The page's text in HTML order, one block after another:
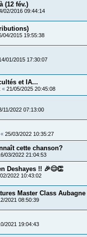
(12 fév.)
02/2016 09:44:14
04/2015 19:55:38
01/2015 17:30:07
et IA...
« 21/05/2025 20:45:08
11/2022 07:13:00
« 25/03/2022 10:35:27
cette chanson?
03/2022 21:04:53
Deshayes !! 🎉😊👏
2022 10:43:02
Master Class Aubagne
2021 08:50:39
2021 19:04:43